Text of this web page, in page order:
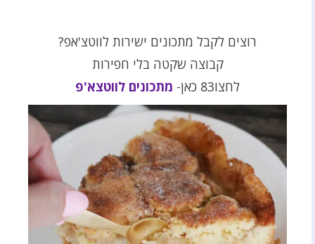
רוצים לקבל מתכונים ישירות לווטצ'אפ?
קבוצה שקטה בלי חפירות
לחצו83 כאן-
מתכונים לווטצא'פ